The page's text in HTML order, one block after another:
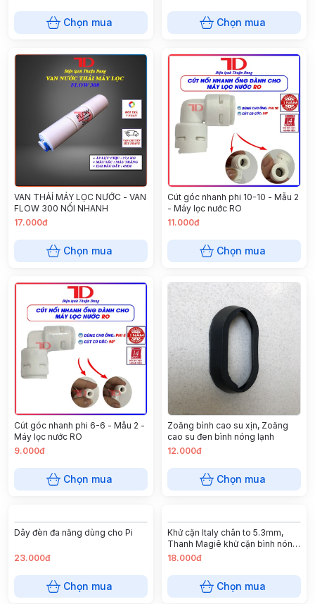
Chọn mua Chọn mua
VAN THẢỈ MÁY LỌC NƯỚC - VAN
FLOW 300 NỐI NHANH
17.000đ
Chọn mua
Cút góc nhanh phi 10-10 - Mẫu 2
- Máy lọc nước RO
11.000đ
Chọn mua
Cút góc nhanh phi 6-6 - Mẫu 2 -
Máy lọc nước RO
9.000đ
Chọn mua
Zoăng bình cao su xịn, Zoăng
cao su đen bình nóng lạnh
12.000đ
Chọn mua
Dây đèn đa năng dùng cho Pi
23.000đ
Chọn mua
Khử cặn Italy chân to 5.3mm,
Thanh Magiê khử cặn bình nóng
lạnh (20 cái/ túi)
18.000đ
Chọn mua